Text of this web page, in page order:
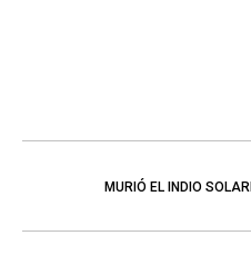
MURIÓ EL INDIO SOLARI